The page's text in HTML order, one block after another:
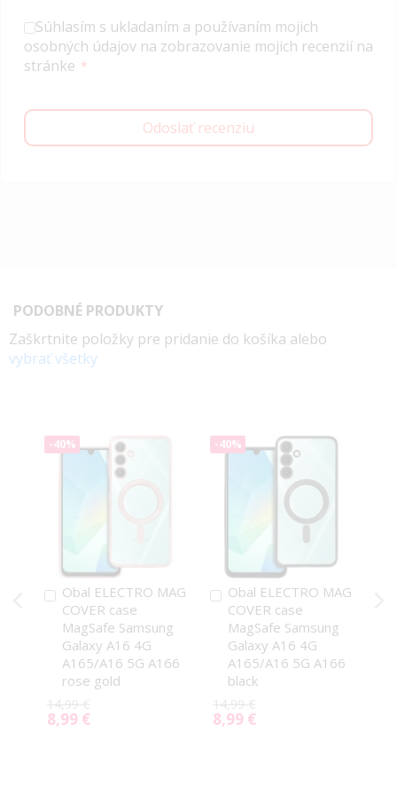
Súhlasím s ukladaním a používaním mojich
osobných údajov na zobrazovanie mojich recenzií na
stránke
Odoslať recenziu
PODOBNÉ PRODUKTY
Zaškrtnite položky pre pridanie do košíka alebo
vybrať všetky
-40%
Obal ELECTRO MAG
COVER case
MagSafe Samsung
Galaxy A16 4G
A165/A16 5G A166
rose gold
14,99 €
Special
8,99 €
Pridať
do
košíka
-40%
Obal ELECTRO MAG
COVER case
MagSafe Samsung
Galaxy A16 4G
A165/A16 5G A166
black
14,99 €
Special
8,99 €
Pridať
do
košíka